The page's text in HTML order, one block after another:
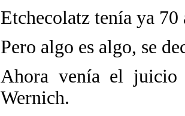
Etchecolatz tenía ya 70
Pero algo es algo, se
Ahora venía el juicio
Wernich.